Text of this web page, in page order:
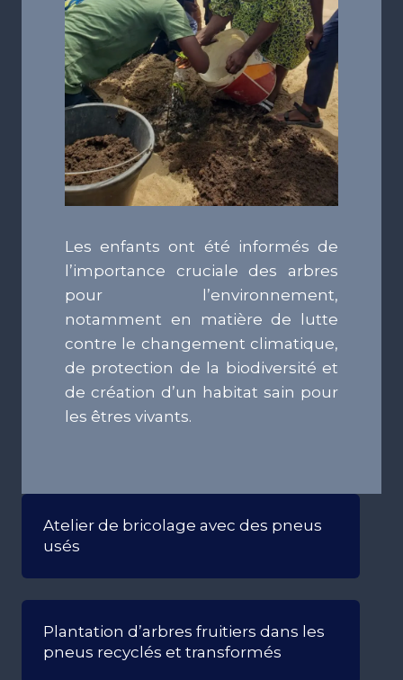
Les enfants ont été informés de
l’importance cruciale des arbres
pour l’environnement,
notamment en matière de lutte
contre le changement climatique,
de protection de la biodiversité et
de création d’un habitat sain pour
les êtres vivants.
Atelier de bricolage avec des pneus
usés
Plantation d’arbres fruitiers dans les
pneus recyclés et transformés